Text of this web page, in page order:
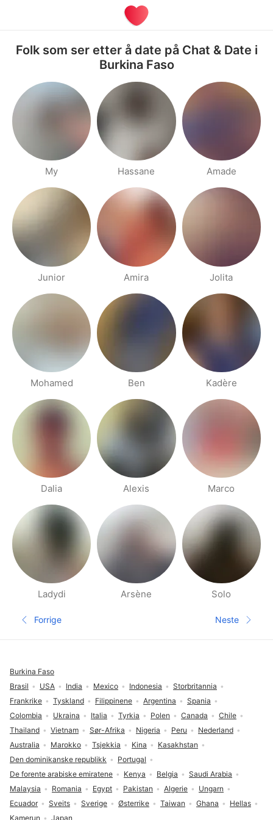
Folk som ser etter å date på Chat & Date i
Burkina Faso
My Hassane Amade
Junior Amira Jolita
Mohamed Ben Kadère
Dalia Alexis Marco
Ladydi Arsène Solo
Side med folk i nærheten
Forrige side
Forrige
Neste
Neste
Brasil USA India Mexico Indonesia
Storbritannia
Frankrike
Tyskland Filippinene Argentina
Spania
Colombia
Ukraina Italia Tyrkia Polen Canada
Chile
Thailand
Vietnam Sør-Afrika Nigeria Peru
Nederland
Australia
Marokko Tsjekkia Kina
Kasakhstan
Den dominikanske republikk
Portugal
De forente arabiske emiratene
Kenya Belgia
Saudi Arabia
Malaysia
Romania Egypt Pakistan Algerie
Ungarn
Ecuador
Sveits Sverige Østerrike Taiwan Ghana
Hellas
Kamerun
Japan
Burkina Faso